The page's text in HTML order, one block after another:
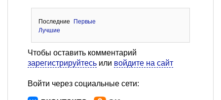
Последние
Первые
Лучшие
Чтобы оставить комментарий
зарегистрируйтесь или войдите на сайт
Войти через социальные сети: